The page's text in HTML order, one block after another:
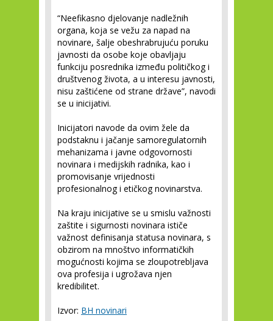
“Neefikasno djelovanje nadležnih
organa, koja se vežu za napad na
novinare, šalje obeshrabrujuću poruku
javnosti da osobe koje obavljaju
funkciju posrednika između političkog i
društvenog života, a u interesu javnosti,
nisu zaštićene od strane države”, navodi
se u inicijativi.
Inicijatori navode da ovim žele da
podstaknu i jačanje samoregulatornih
mehanizama i javne odgovornosti
novinara i medijskih radnika, kao i
promovisanje vrijednosti
profesionalnog i etičkog novinarstva.
Na kraju inicijative se u smislu važnosti
zaštite i sigurnosti novinara ističe
važnost definisanja statusa novinara, s
obzirom na mnoštvo informatičkih
mogućnosti kojima se zloupotrebljava
ova profesija i ugrožava njen
kredibilitet.
Izvor: BH novinari